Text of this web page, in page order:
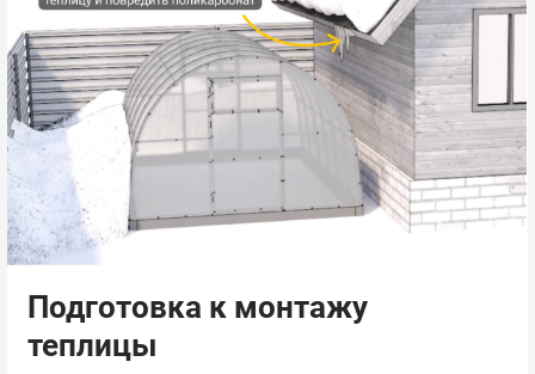
Подготовка к монтажу
теплицы